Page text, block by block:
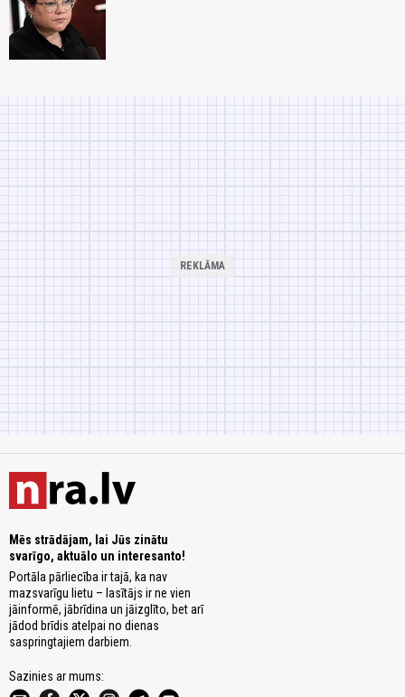
Mēs strādājam, lai Jūs zinātu
svarīgo, aktuālo un interesanto!
Portāla pārliecība ir tajā, ka nav
mazsvarīgu lietu – lasītājs ir ne vien
jāinformē, jābrīdina un jāizglīto, bet arī
jādod brīdis atelpai no dienas
saspringtajiem darbiem.
Sazinies ar mums: